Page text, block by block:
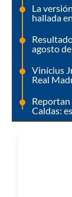
La
hallada
agosto
Vinícius
Real
Caldas: